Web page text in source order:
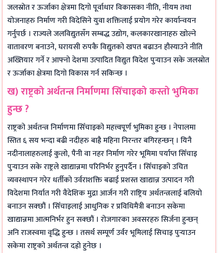
जलस्रोत र ऊर्जाका क्षेत्रमा दिगो पूर्वाधार विकासका नीति, नीयम तथा
योजनाहरु निर्माण गरी विदेसिने युवा शक्तिलाई प्रयोग गरेर कार्यान्वयन
गर्नुपर्छ । राज्यले जलविद्युतसँग सम्बद्ध उद्योग, कलकारखानाहरु खोल्ने
वातावरण बनाउने, घरायसी रुपकै विद्युतको खपत बढाउन हौस्याउने नीति
अख्तियार गर्ने र आफ्नो देशमा उत्पादित विद्युत विदेश पुर्‍याउन सके जलस्रोत
र ऊर्जाका क्षेत्रमा दिगो विकास गर्न सकिन्छ ।
ख) राष्ट्रको अर्थतन्त्र निर्माणमा सिँचाइको कस्तो भुमिका
हुन्छ ?
राष्ट्रको अर्थतन्त्र निर्माणमा सिँचाइको महत्त्वपूर्ण भुमिका हुन्छ । नेपालमा
स्तित ६ सय भन्दा बढी नदीहरु बाह्रै महिना निरन्तर बगिरहन्छन् । यिनै
नदीनालाहरुलाई कुलो, पैनी वा नहर निर्माण गरेर भूमिमा पर्याप्त सिँचाइ
पुर्‍याउन सके राष्ट्रले खाद्यान्नमा परिनिर्भर हुनुपर्दैन । सिँचाइको उचित
व्यवस्थापन गरेर धर्तीको उर्वराशक्ति बढाई प्रशस्त खाद्यान्न उत्पादन गरी
विदेशमा निर्यात गरी वैदेशिक मुद्रा आर्जन गरी राष्ट्रिय अर्थतन्त्रलाई बलियो
बनाउन सक्छौं । सिँचाइलाई आधुनिक र प्रविधिमैत्री बनाउन सकेमा
खाद्यान्नमा आत्मनिर्भर हुन सक्छौं । रोजगारका अवसरहरु सिर्जना हुन्छन्
अनि राजस्वमा वृद्धि हुन्छ । तसर्थ सम्पूर्ण उर्वर भूमिलाई सिचाइ पुर्‍याउन
सकेमा राष्ट्रको अर्थतन्त्र दह्रो हुनेछ ।